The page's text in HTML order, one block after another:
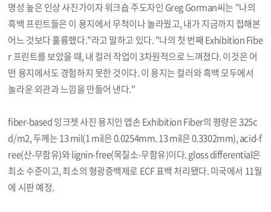
명성 높은 인상 사진가이자 워크숍 주도자인 Greg Gorman씨는 "나의
흑백 프린트들은 이 용지에서 무척이나 놀라웠고, 내가 지금까지 접해본
어느 것보다 훌륭했다."라고 말하고 있다. "나의 첫 번째 Exhibition Fibe
r 프린트를 보았을 때, 내 컬러 작업이 3차원적으로 느껴졌다. 이것은 어
떤 용지에서도 경험하지 못한 것이다. 이 용지는 컬러와 흑백 모두에서
놀라운 외관과 느낌을 만들어 낸다."
fiber-based 잉크젯 사진 용지인 엡손 Exhibition Fiber의 평량은 325c
d/m2, 두께는 13 mil(1 mil은 0.0254mm. 13 mil은 0.3302mm), acid-f
ree(산-무함유)와 lignin-free(목질소-무함유)이다. gloss differential은
최소 수준이고, 최소의 형광증백제로 ECF 표백 처리됐다. 미국에서 11월
에 시판 예정.